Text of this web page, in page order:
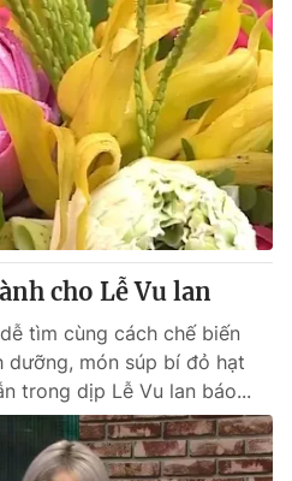
cho Lễ Vu lan
tìm cùng cách chế biến
dưỡng, món súp bí đỏ hạt
trong dịp Lễ Vu lan báo...